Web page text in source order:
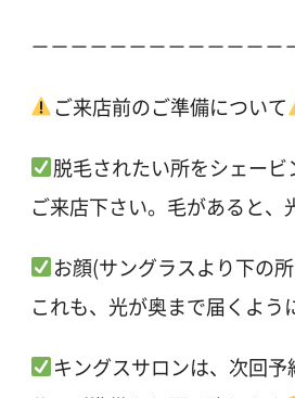
－－－－－－－－－－－－－
ご来店前のご準備について
脱毛されたい所をシェービ
ご来店下さい。毛があると、
お顔(サングラスより下の
これも、光が奥まで届くよう
キングスサロンは、次回